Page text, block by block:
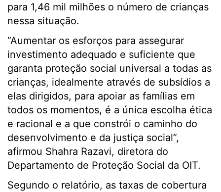
para 1,46 mil milhões o número de crianças
nessa situação.
“Aumentar os esforços para assegurar
investimento adequado e suficiente que
garanta proteção social universal a todas as
crianças, idealmente através de subsídios a
elas dirigidos, para apoiar as famílias em
todos os momentos, é a única escolha ética
e racional e a que constrói o caminho do
desenvolvimento e da justiça social”,
afirmou Shahra Razavi, diretora do
Departamento de Proteção Social da OIT.
Segundo o relatório, as taxas de cobertura